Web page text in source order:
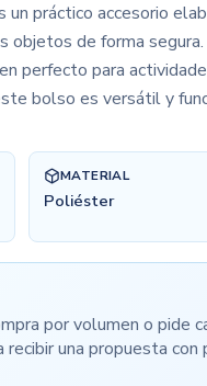
práctico accesorio
de forma segura.
perfecto para
bolso es versátil y
MATERIAL
Poliéster
por volumen o pide
una propuesta con